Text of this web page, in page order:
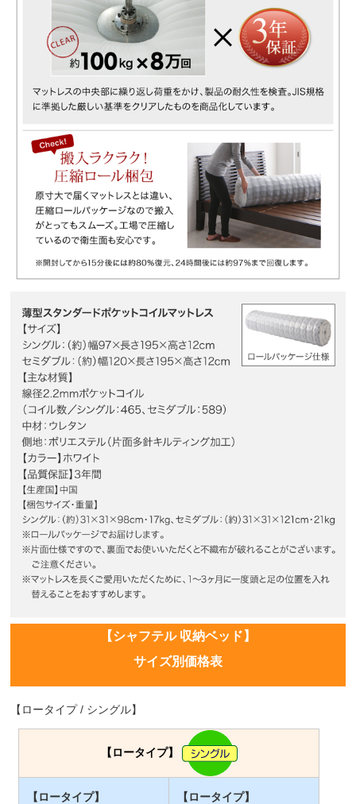
【シャフテル 収納ベッド】
サイズ別価格表
【ロータイプ / シングル】
【ロータイプ】
【ロータイプ】 【ロータイプ】